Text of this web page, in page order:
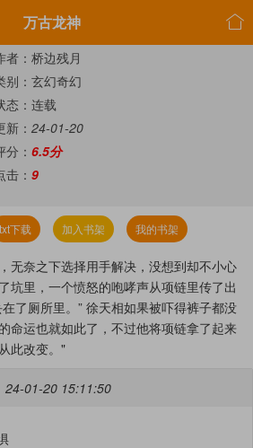
万古龙神 
者：桥边残月
别：玄幻奇幻
态：连载
新：24-01-20
分：6.5分
击：9
txt下载 加入书架 我的书架
无奈之下选择用手解决，没想到却不小心
坑里，一个愤怒的咆哮声从项链里传了出
了厕所里。” 徐天相如果被吓得裤子都没
命运也就如此了，不过他将项链拿了起来
此改变。"
24-01-20 15:11:50